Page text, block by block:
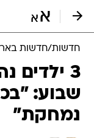
חדשות/חדשות
3 ילדים
שבוע:
נמחקת"